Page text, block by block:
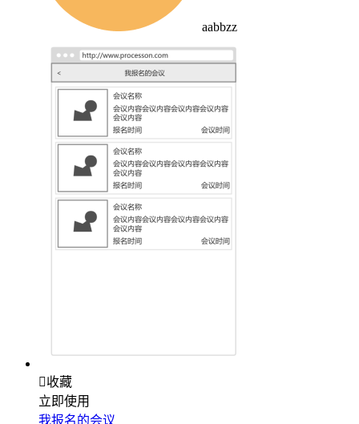
aabbzz
收藏
立即使用
我报名的会议